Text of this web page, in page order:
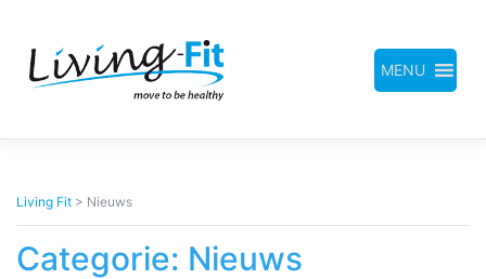
inhoud
MENU
Living Fit > Nieuws
Categorie: Nieuws